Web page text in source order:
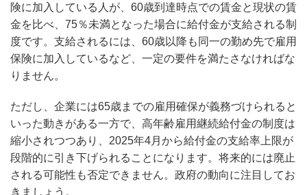
険に加入している人が、60歳到達時点での賃金と現状の賃
金を比べ、75％未満となった場合に給付金が支給される制
度です。支給されるには、60歳以降も同一の勤め先で雇用
保険に加入しているなど、一定の要件を満たさなければな
りません。
ただし、企業には65歳までの雇用確保が義務づけられると
いった動きがある一方で、高年齢雇用継続給付金の制度は
縮小されつつあり、2025年4月から給付金の支給率上限が
段階的に引き下げられることになります。将来的には廃止
される可能性も否定できません。政府の動向に注目してお
きましょう。